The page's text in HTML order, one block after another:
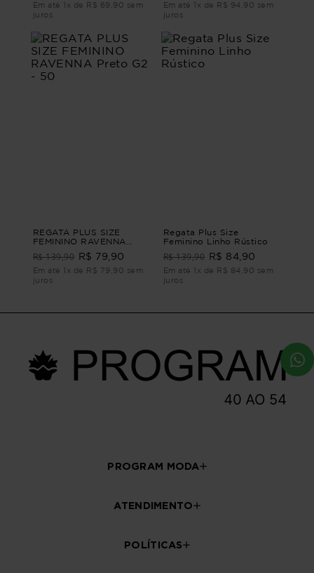
Em até 1x de R$ 69,90 sem
juros
Em até 1x de R$ 94,90 sem
juros
REGATA PLUS SIZE
FEMININO RAVENNA
Preto G2 - 50
R$ 139,90 R$ 79,90
Em até 1x de R$ 79,90 sem
juros
Regata Plus Size
Feminino Linho Rústico
R$ 139,90 R$ 84,90
Em até 1x de R$ 84,90 sem
juros
PROGRAM MODA
ATENDIMENTO
POLÍTICAS